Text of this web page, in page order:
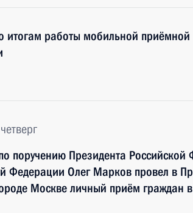
итогам работы мобильной приёмной
поручению Президента
Федерации Олег Марков провел в
Москве личный приём граждан